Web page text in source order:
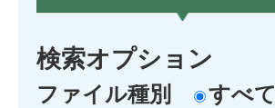
検索オプション
ファイル種別 すべて